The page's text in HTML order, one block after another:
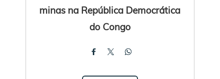
minas na República Democrática
do Congo